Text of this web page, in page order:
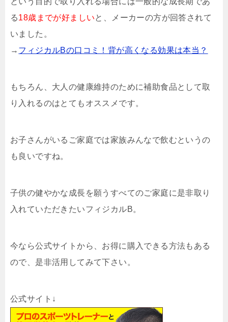
る18歳までが好ましいと、メーカーの方が回答されて
いました。
→ フィジカルBの口コミ！背が高くなる効果は本当？
もちろん、大人の健康維持のために補助食品として取
り入れるのはとてもオススメです。
お子さんがいるご家庭では家族みんなで飲むというの
も良いですね。
子供の健やかな成長を願うすべてのご家庭に是非取り
入れていただきたいフィジカルB。
今なら公式サイトから、お得に購入できる方法もある
ので、是非活用してみて下さい。
公式サイト↓